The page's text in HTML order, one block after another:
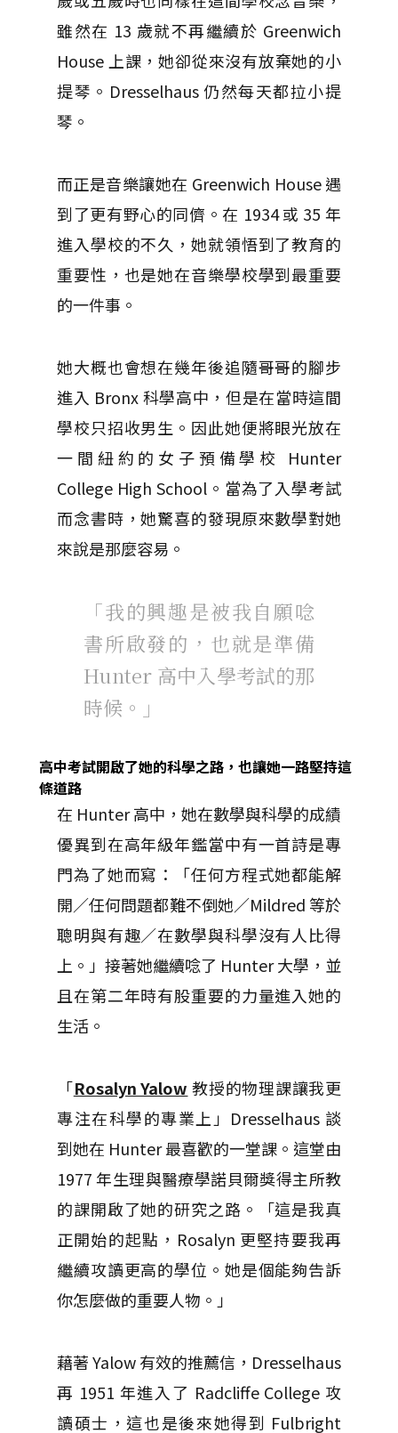
雖然在 13 歲就不再繼續於 Greenwich
House 上課，她卻從來沒有放棄她的小
提琴。Dresselhaus 仍然每天都拉小提
琴。
而正是音樂讓她在 Greenwich House 遇
到了更有野心的同儕。在 1934 或 35 年
進入學校的不久，她就領悟到了教育的
重要性，也是她在音樂學校學到最重要
的一件事。
她大概也會想在幾年後追隨哥哥的腳步
進入 Bronx 科學高中，但是在當時這間
學校只招收男生。因此她便將眼光放在
一間紐約的女子預備學校 Hunter
College High School。當為了入學考試
而念書時，她驚喜的發現原來數學對她
來說是那麼容易。
「我的興趣是被我自願唸
書所啟發的，也就是準備
Hunter 高中入學考試的那
時候。」
高中考試開啟了她的科學之路，也讓她一路堅持這
條道路
在 Hunter 高中，她在數學與科學的成績
優異到在高年級年鑑當中有一首詩是專
門為了她而寫：「任何方程式她都能解
開／任何問題都難不倒她／Mildred 等於
聰明與有趣／在數學與科學沒有人比得
上。」接著她繼續唸了 Hunter 大學，並
且在第二年時有股重要的力量進入她的
生活。
「Rosalyn Yalow 教授的物理課讓我更
專注在科學的專業上」Dresselhaus 談
到她在 Hunter 最喜歡的一堂課。這堂由
1977 年生理與醫療學諾貝爾獎得主所教
的課開啟了她的研究之路。「這是我真
正開始的起點，Rosalyn 更堅持要我再
繼續攻讀更高的學位。她是個能夠告訴
你怎麼做的重要人物。」
藉著 Yalow 有效的推薦信，Dresselhaus
再 1951 年進入了 Radcliffe College 攻
讀碩士，這也是後來她得到 Fulbright